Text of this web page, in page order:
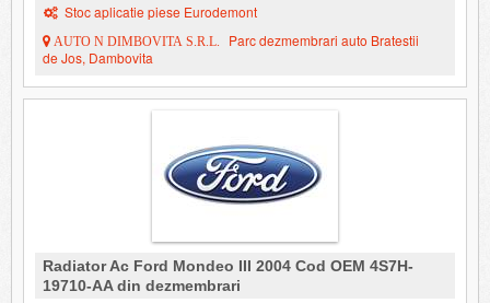
Stoc aplicatie piese Eurodemont
AUTO N DIMBOVITA S.R.L.
Parc dezmembrari auto Bratestii
de Jos, Dambovita
Radiator Ac Ford Mondeo III 2004 Cod OEM 4S7H-
19710-AA din dezmembrari